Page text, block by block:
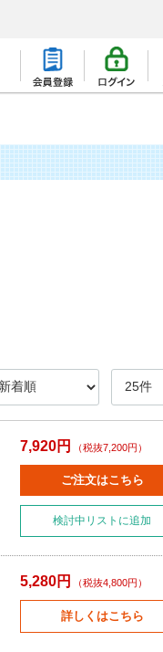
7,920円 （税抜7,200円）
ご注文はこちら
検討中リストに追加
5,280円 （税抜4,800円）
詳しくはこちら